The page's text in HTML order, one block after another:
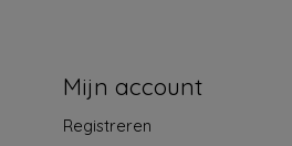
Mijn account
Registreren